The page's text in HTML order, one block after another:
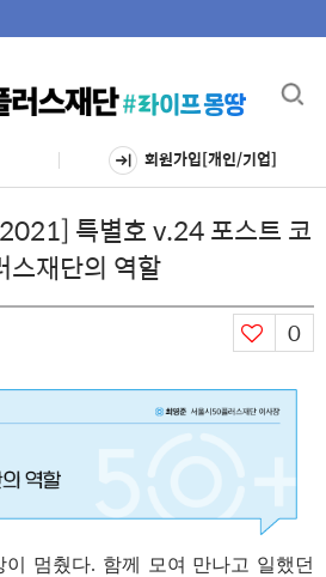
회원가입[개인/기업]
특별호 v.24 포스트 코
스재단의 역할
0
이 멈췄다. 함께 모여 만나고 일했던